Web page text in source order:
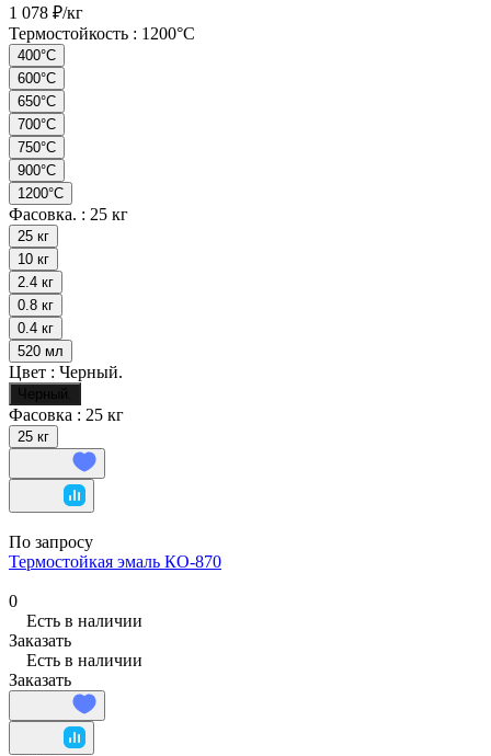
1 078 ₽/кг
Термостойкость : 1200°С
400°C
600°C
650°С
700°C
750°С
900°С
1200°С
Фасовка. : 25 кг
25 кг
10 кг
2.4 кг
0.8 кг
0.4 кг
520 мл
Цвет : Черный.
Черный.
Фасовка : 25 кг
25 кг
По запросу
Термостойкая эмаль КО-870
0
Есть в наличии
Заказать
Есть в наличии
Заказать